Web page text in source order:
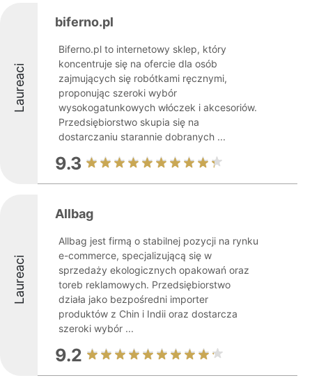
Laureaci
biferno.pl
Biferno.pl to internetowy sklep, który
koncentruje się na ofercie dla osób
zajmujących się robótkami ręcznymi,
proponując szeroki wybór
wysokogatunkowych włóczek i akcesoriów.
Przedsiębiorstwo skupia się na
dostarczaniu starannie dobranych ...
9.3
Laureaci
Allbag
Allbag jest firmą o stabilnej pozycji na rynku
e-commerce, specjalizującą się w
sprzedaży ekologicznych opakowań oraz
toreb reklamowych. Przedsiębiorstwo
działa jako bezpośredni importer
produktów z Chin i Indii oraz dostarcza
szeroki wybór ...
9.2